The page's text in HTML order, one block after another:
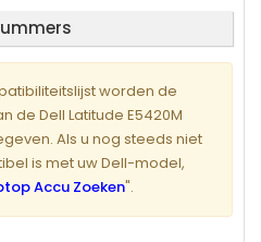
worden de
de Dell Latitude E5420M
Als u nog steeds niet
is met uw Dell-model,
Accu Zoeken".